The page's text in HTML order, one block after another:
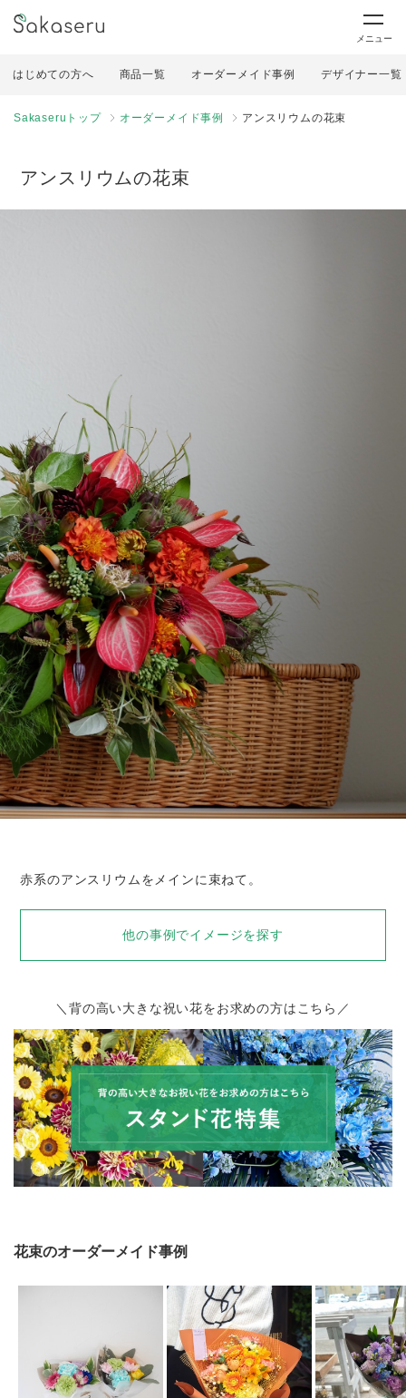
メニュー
はじめての方へ 商品一覧 オーダーメイド事例 デザイナー一覧
Sakaseruトップ オーダーメイド事例 アンスリウムの花束
アンスリウムの花束
赤系のアンスリウムをメインに束ねて。
他の事例でイメージを探す
＼背の高い大きな祝い花をお求めの方はこちら／
花束のオーダーメイド事例